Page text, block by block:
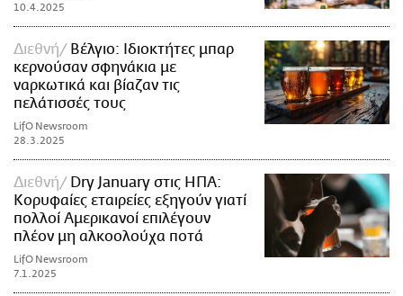
10.4.2025
Διεθνή
Βέλγιο: Ιδιοκτήτες μπαρ
κερνούσαν σφηνάκια με
ναρκωτικά και βίαζαν τις
πελάτισσές τους
LifO Newsroom
28.3.2025
Διεθνή
Dry January στις ΗΠΑ:
Κορυφαίες εταιρείες εξηγούν γιατί
πολλοί Αμερικανοί επιλέγουν
πλέον μη αλκοολούχα ποτά
LifO Newsroom
7.1.2025